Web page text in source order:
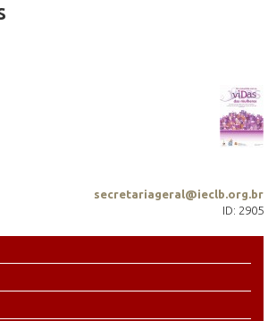
secretariageral@ieclb.org.br
ID: 2905